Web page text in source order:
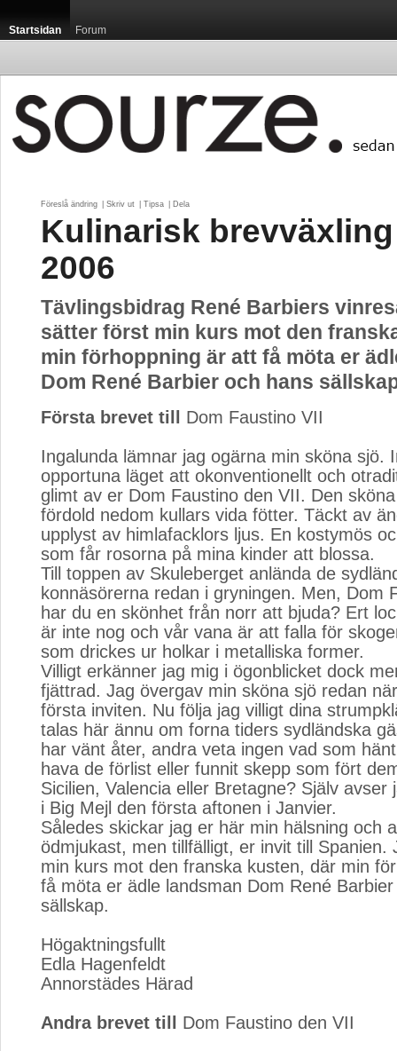
Startsidan Forum
Föreslå ändring Skriv ut Tipsa Dela
Kulinarisk
2006
Tävlingsbidrag René Barbiers
sätter först min kurs mot den
min förhoppning är att få möta er
Dom René Barbier och hans
Första brevet till
Dom Faustino VII
Ingalunda lämnar jag ogärna min sköna sjö.
opportuna läget att okonventionellt och
glimt av er Dom Faustino den VII. Den
fördold nedom kullars vida fötter. Täckt av
upplyst av himlafacklors ljus. En kostymös
som får rosorna på mina kinder att blossa.
Till toppen av Skuleberget anlända de
konnäsörerna redan i gryningen. Men, Dom
har du en skönhet från norr att bjuda? Ert
är inte nog och vår vana är att falla för
som drickes ur holkar i metalliska former.
Villigt erkänner jag mig i ögonblicket dock
fjättrad. Jag övergav min sköna sjö redan
första inviten. Nu följa jag villigt dina
talas här ännu om forna tiders sydländska
har vänt åter, andra veta ingen vad som
hava de förlist eller funnit skepp som fört
Sicilien, Valencia eller Bretagne? Själv avser
i Big Mejl den första aftonen i Janvier.
Således skickar jag er här min hälsning och
ödmjukast, men tillfälligt, er invit till Spanien.
min kurs mot den franska kusten, där min
få möta er ädle landsman Dom René
sällskap.
Högaktningsfullt
Edla Hagenfeldt
Annorstädes Härad
Andra brevet till
Dom Faustino den VII